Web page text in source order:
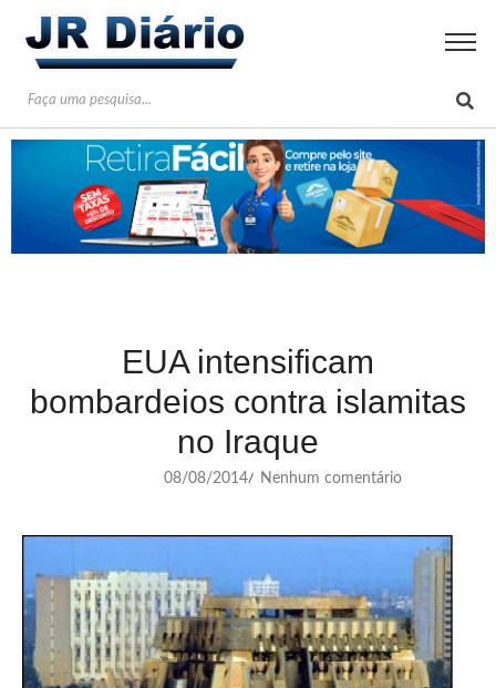
EUA intensificam
bombardeios contra islamitas
no Iraque
08/08/2014/ Nenhum comentário